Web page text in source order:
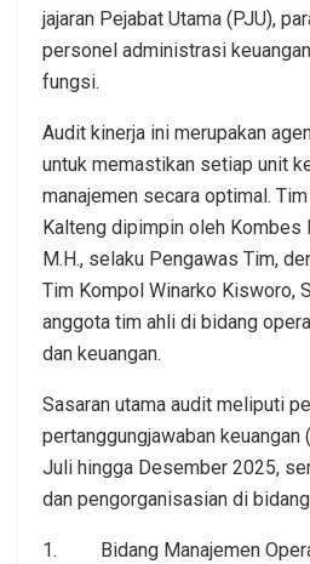
jajaran Pejabat Utama (PJU),
personel administrasi
fungsi.
Audit kinerja ini merupakan
untuk memastikan setiap unit
manajemen secara optimal.
Kalteng dipimpin oleh Kombes
M.H., selaku Pengawas Tim,
Tim Kompol Winarko Kisworo,
anggota tim ahli di bidang
dan keuangan.
Sasaran utama audit meliputi
pertanggungjawaban
Juli hingga Desember 2025,
dan pengorganisasian di
1. Bidang Manajemen